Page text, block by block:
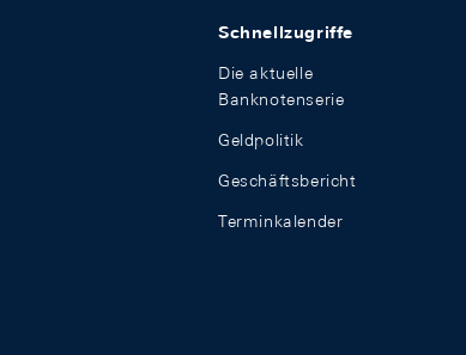
Schnellzugriffe
Die aktuelle
Banknotenserie
Geldpolitik
Geschäftsbericht
Terminkalender